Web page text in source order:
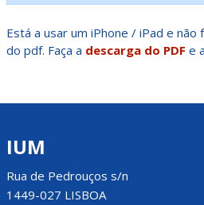
Está a usar um iPhone / iPad e
do pdf. Faça a descarga do PDF e
IUM
Rua de Pedrouços s/n
1449-027 LISBOA